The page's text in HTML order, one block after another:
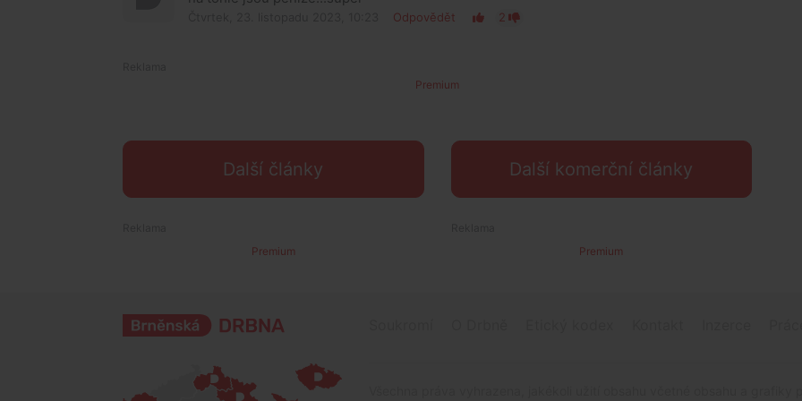
Odpovědět 2
Premium
Další články Další komerční články
Premium Premium